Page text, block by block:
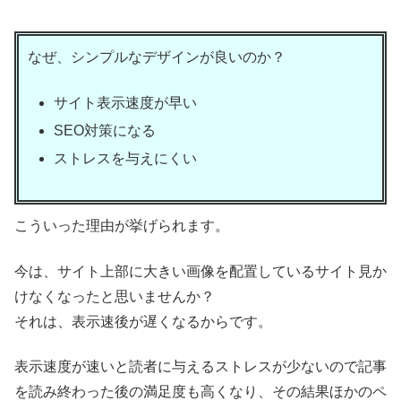
なぜ、シンプルなデザインが良いのか？
サイト表示速度が早い
SEO対策になる
ストレスを与えにくい
こういった理由が挙げられます。
今は、サイト上部に大きい画像を配置しているサイト見か
けなくなったと思いませんか？
それは、表示速後が遅くなるからです。
表示速度が速いと読者に与えるストレスが少ないので記事
を読み終わった後の満足度も高くなり、その結果ほかのペ